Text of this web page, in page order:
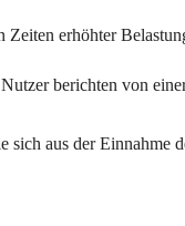
erhöhter
berichten von
sich aus der Einnahme